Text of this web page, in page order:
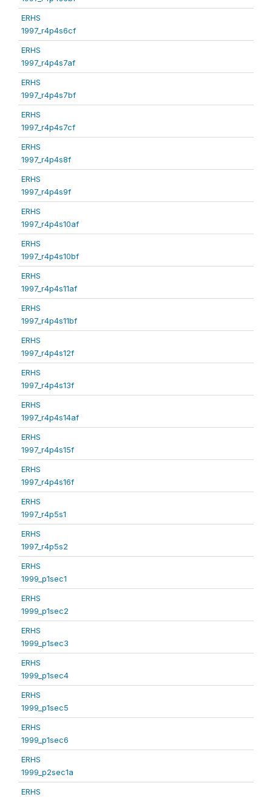
ERHS
1997_r4p4s6cf
ERHS
1997_r4p4s7af
ERHS
1997_r4p4s7bf
ERHS
1997_r4p4s7cf
ERHS
1997_r4p4s8f
ERHS
1997_r4p4s9f
ERHS
1997_r4p4s10af
ERHS
1997_r4p4s10bf
ERHS
1997_r4p4s11af
ERHS
1997_r4p4s11bf
ERHS
1997_r4p4s12f
ERHS
1997_r4p4s13f
ERHS
1997_r4p4s14af
ERHS
1997_r4p4s15f
ERHS
1997_r4p4s16f
ERHS
1997_r4p5s1
ERHS
1997_r4p5s2
ERHS
1999_p1sec1
ERHS
1999_p1sec2
ERHS
1999_p1sec3
ERHS
1999_p1sec4
ERHS
1999_p1sec5
ERHS
1999_p1sec6
ERHS
1999_p2sec1a
ERHS